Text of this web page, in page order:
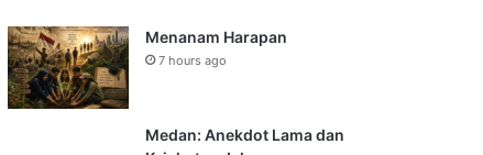
Menanam Harapan
7 hours ago
Medan: Anekdot Lama dan